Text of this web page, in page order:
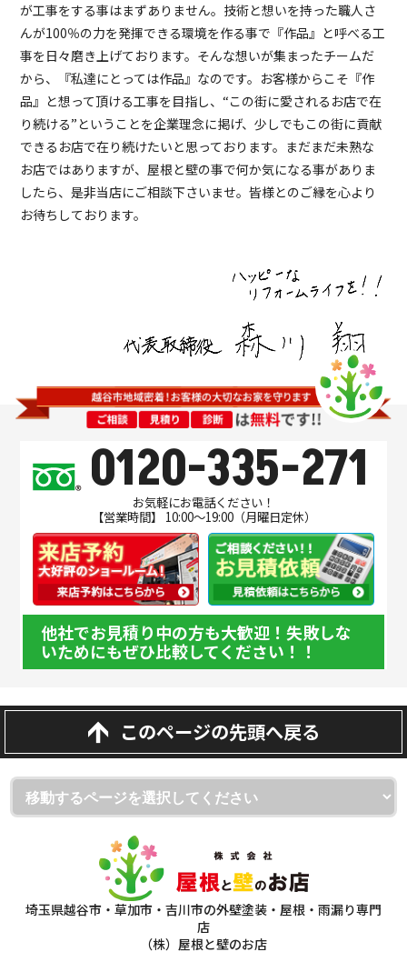
が工事をする事はまずありません。技術と想いを持った職人さ
んが100％の力を発揮できる環境を作る事で『作品』と呼べる工
事を日々磨き上げております。そんな想いが集まったチームだ
から、『私達にとっては作品』なのです。お客様からこそ『作
品』と想って頂ける工事を目指し、“この街に愛されるお店で在
り続ける”ということを企業理念に掲げ、少しでもこの街に貢献
できるお店で在り続けたいと思っております。まだまだ未熟な
お店ではありますが、屋根と壁の事で何か気になる事がありま
したら、是非当店にご相談下さいませ。皆様とのご縁を心より
お待ちしております。
0120-335-271
お気軽にお電話ください！
【営業時間】 10:00～19:00（月曜日定休）
他社でお見積り中の方も大歓迎！失敗しな
いためにもぜひ比較してください！！
このページの先頭へ戻る
埼玉県越谷市・草加市・吉川市の外壁塗装・屋根・雨漏り専門
店
（株）屋根と壁のお店